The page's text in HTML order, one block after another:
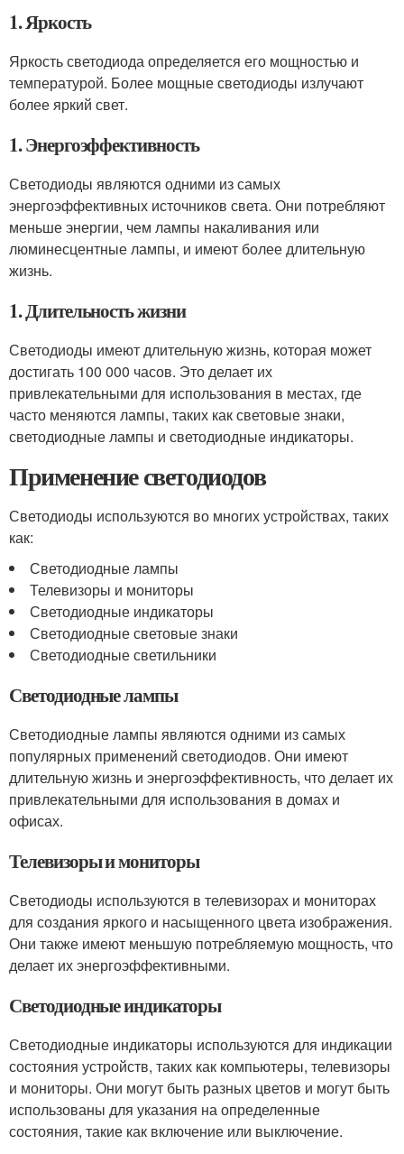
1. Яркость
Яркость светодиода определяется его мощностью и
температурой. Более мощные светодиоды излучают
более яркий свет.
1. Энергоэффективность
Светодиоды являются одними из самых
энергоэффективных источников света. Они потребляют
меньше энергии, чем лампы накаливания или
люминесцентные лампы, и имеют более длительную
жизнь.
1. Длительность жизни
Светодиоды имеют длительную жизнь, которая может
достигать 100 000 часов. Это делает их
привлекательными для использования в местах, где
часто меняются лампы, таких как световые знаки,
светодиодные лампы и светодиодные индикаторы.
Применение светодиодов
Светодиоды используются во многих устройствах, таких
как:
Светодиодные лампы
Телевизоры и мониторы
Светодиодные индикаторы
Светодиодные световые знаки
Светодиодные светильники
Светодиодные лампы
Светодиодные лампы являются одними из самых
популярных применений светодиодов. Они имеют
длительную жизнь и энергоэффективность, что делает их
привлекательными для использования в домах и
офисах.
Телевизоры и мониторы
Светодиоды используются в телевизорах и мониторах
для создания яркого и насыщенного цвета изображения.
Они также имеют меньшую потребляемую мощность, что
делает их энергоэффективными.
Светодиодные индикаторы
Светодиодные индикаторы используются для индикации
состояния устройств, таких как компьютеры, телевизоры
и мониторы. Они могут быть разных цветов и могут быть
использованы для указания на определенные
состояния, такие как включение или выключение.